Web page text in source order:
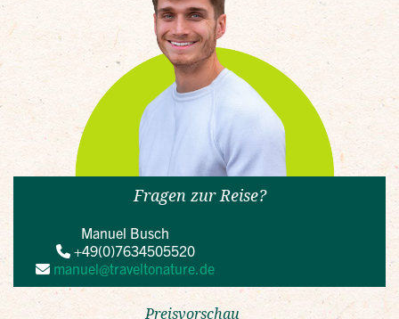
Fragen zur Reise?
Manuel Busch
+49(0)7634505520
manuel@traveltonature.de
Preisvorschau